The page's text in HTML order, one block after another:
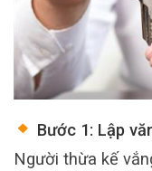
Bước 1: Lập
Người thừa kế